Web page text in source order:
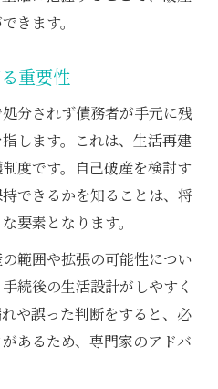
きます。
重要性
分されず債務者が手元に残
します。これは、生活再建
度です。自己破産を検討す
できるかを知ることは、将
要素となります。
範囲や拡張の可能性につい
続後の生活設計がしやすく
や誤った判断をすると、必
あるため、専門家のアドバ